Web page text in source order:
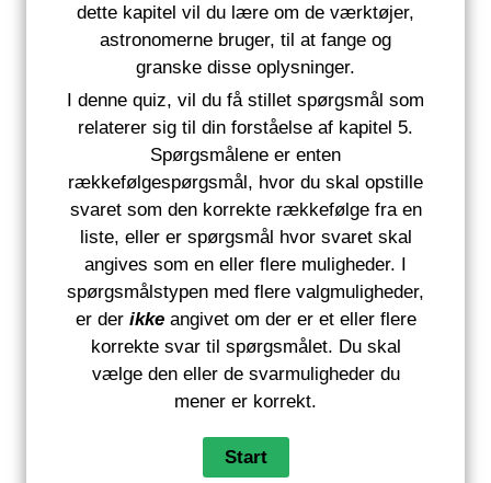
dette kapitel vil du lære om de værktøjer,
astronomerne bruger, til at fange og
granske disse oplysninger.
I denne quiz, vil du få stillet spørgsmål som
relaterer sig til din forståelse af kapitel 5.
Spørgsmålene er enten
rækkefølgespørgsmål, hvor du skal opstille
svaret som den korrekte rækkefølge fra en
liste, eller er spørgsmål hvor svaret skal
angives som en eller flere muligheder. I
spørgsmålstypen med flere valgmuligheder,
er der ikkeangivet om der er et eller flere
korrekte svar til spørgsmålet. Du skal
vælge den eller de svarmuligheder du
mener er korrekt.